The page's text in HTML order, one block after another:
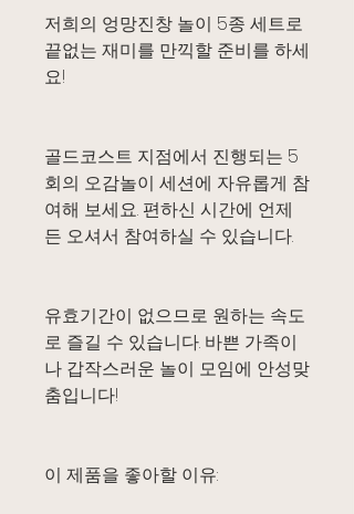
저희의 엉망진창 놀이 5종 세트로
끝없는 재미를 만끽할 준비를 하세
요!
골드코스트 지점에서 진행되는 5
회의 오감놀이 세션에 자유롭게 참
여해 보세요. 편하신 시간에 언제
든 오셔서 참여하실 수 있습니다.
유효기간이 없으므로 원하는 속도
로 즐길 수 있습니다. 바쁜 가족이
나 갑작스러운 놀이 모임에 안성맞
춤입니다!
이 제품을 좋아할 이유: